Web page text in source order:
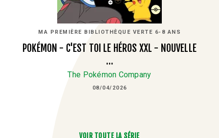
MA PREMIÈRE BIBLIOTHÈQUE VERTE 6-8 ANS
POKÉMON - C'EST TOI LE HÉROS XXL - NOUVELLE
…
The Pokémon Company
08/04/2026
VOIR TOUTE LA SÉRIE